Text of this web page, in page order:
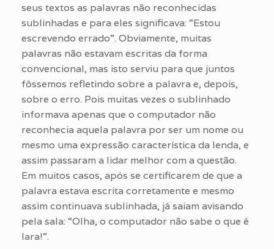
seus textos as palavras não reconhecidas
sublinhadas e para eles significava: “Estou
escrevendo errado”. Obviamente, muitas
palavras não estavam escritas da forma
convencional, mas isto serviu para que juntos
fôssemos refletindo sobre a palavra e, depois,
sobre o erro. Pois muitas vezes o sublinhado
informava apenas que o computador não
reconhecia aquela palavra por ser um nome ou
mesmo uma expressão característica da lenda, e
assim passaram a lidar melhor com a questão.
Em muitos casos, após se certificarem de que a
palavra estava escrita corretamente e mesmo
assim continuava sublinhada, já saiam avisando
pela sala: “Olha, o computador não sabe o que é
Iara!”.